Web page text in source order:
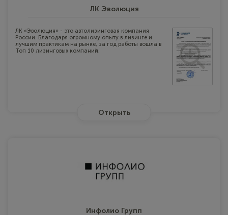
ЛК Эволюция
ЛК «Эволюция» - это автолизинговая компания
России. Благодаря огромному опыту в лизинге и
лучшим практикам на рынке, за год работы вошла в
Топ 10 лизинговых компаний.
Открыть
Инфолио Групп